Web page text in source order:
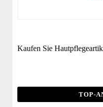
Kaufen Sie
TOP-